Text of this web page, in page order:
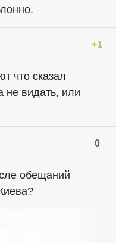
+1
что сказал
не видать, или
0
обещаний